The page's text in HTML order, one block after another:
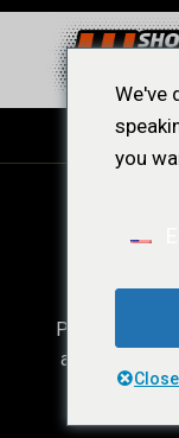
Para acessar
afiliado
We've
you